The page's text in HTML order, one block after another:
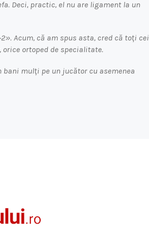
Deci, practic, el nu are ligament la un
Acum, că am spus asta, cred că toți cei
ortoped de specialitate.
mulți pe un jucător cu asemenea